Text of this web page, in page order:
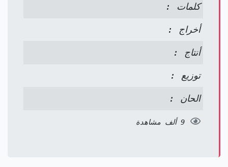
كلمات :
أخراج :
أنتاج :
توزيع :
الحان :
9 ألف مشاهدة